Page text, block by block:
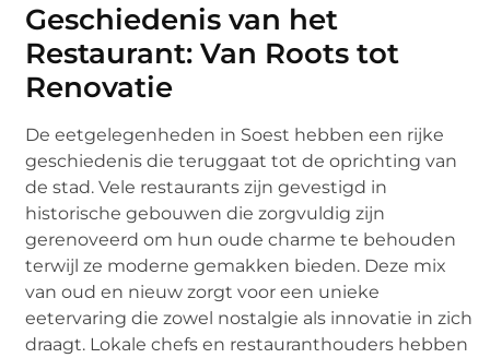
Geschiedenis van het
Restaurant: Van Roots tot
Renovatie
De eetgelegenheden in Soest hebben een rijke
geschiedenis die teruggaat tot de oprichting van
de stad. Vele restaurants zijn gevestigd in
historische gebouwen die zorgvuldig zijn
gerenoveerd om hun oude charme te behouden
terwijl ze moderne gemakken bieden. Deze mix
van oud en nieuw zorgt voor een unieke
eetervaring die zowel nostalgie als innovatie in zich
draagt. Lokale chefs en restauranthouders hebben